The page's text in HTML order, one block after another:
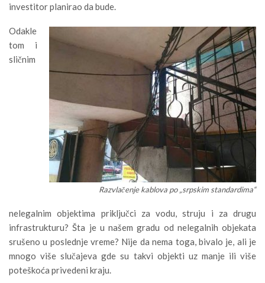
investitor planirao da bude.
Razvlačenje kablova po „srpskim standardima“
Odakle
tom i
sličnim
nelegalnim objektima priključci za vodu, struju i za drugu
infrastrukturu? Šta je u našem gradu od nelegalnih objekata
srušeno u poslednje vreme? Nije da nema toga, bivalo je, ali je
mnogo više slučajeva gde su takvi objekti uz manje ili više
poteškoća privedeni kraju.